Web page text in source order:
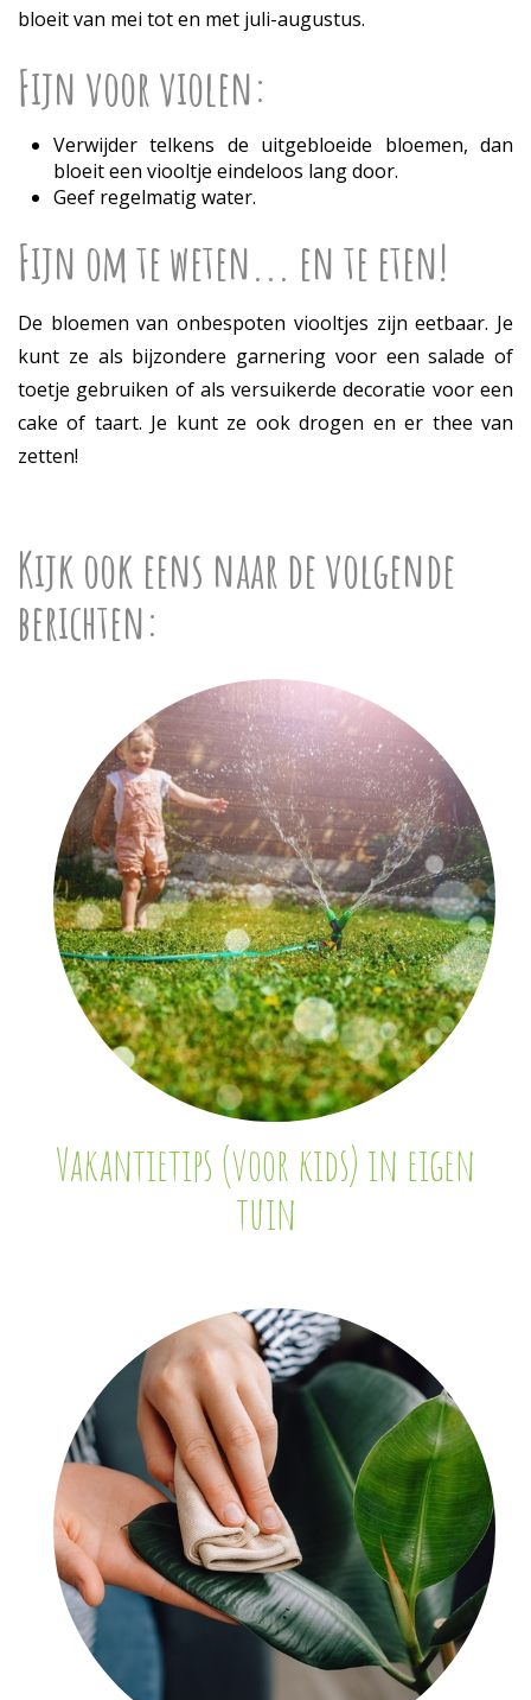
bloeit van mei tot en met juli-augustus.
Fijn voor violen:
Verwijder telkens de uitgebloeide bloemen, dan
bloeit een viooltje eindeloos lang door.
Geef regelmatig water.
Fijn om te weten... en te eten!
De bloemen van onbespoten viooltjes zijn eetbaar. Je
kunt ze als bijzondere garnering voor een salade of
toetje gebruiken of als versuikerde decoratie voor een
cake of taart. Je kunt ze ook drogen en er thee van
zetten!
Kijk ook eens naar de volgende
berichten:
Vakantietips (voor kids) in eigen
tuin